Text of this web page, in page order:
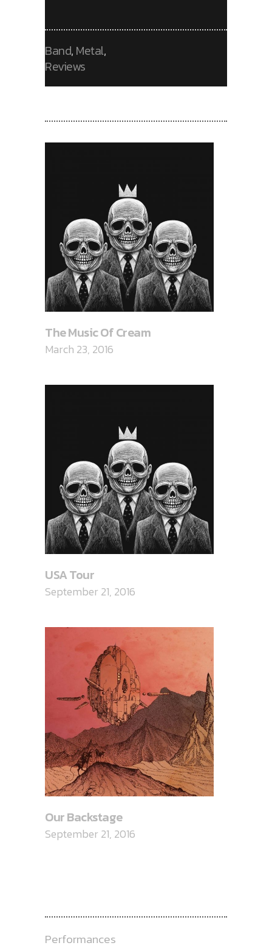
Band, Metal,
Reviews
The Music Of Cream
March 23, 2016
USA Tour
September 21, 2016
Our Backstage
September 21, 2016
Performances